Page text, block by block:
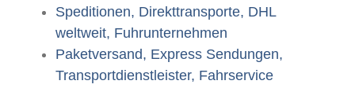
Speditionen, Direkttransporte, DHL
weltweit, Fuhrunternehmen
Paketversand, Express Sendungen,
Transportdienstleister, Fahrservice